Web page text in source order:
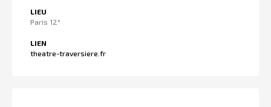
LIEU
Paris 12°
LIEN
theatre-traversiere.fr